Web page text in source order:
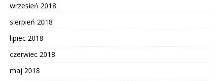
wrzesień 2018
sierpień 2018
lipiec 2018
czerwiec 2018
maj 2018